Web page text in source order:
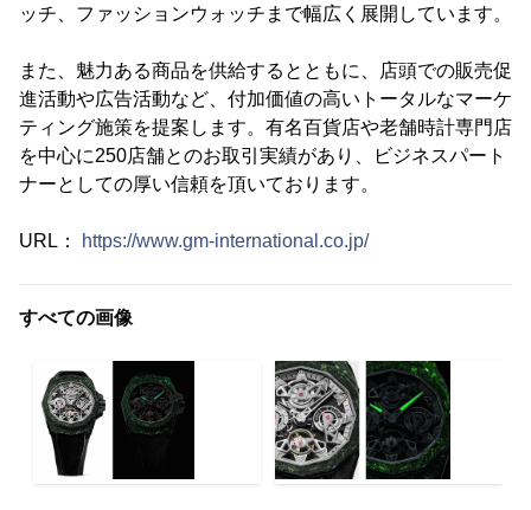
ッチ、ファッションウォッチまで幅広く展開しています。
また、魅力ある商品を供給するとともに、店頭での販売促
進活動や広告活動など、付加価値の高いトータルなマーケ
ティング施策を提案します。有名百貨店や老舗時計専門店
を中心に250店舗とのお取引実績があり、ビジネスパート
ナーとしての厚い信頼を頂いております。
URL： https://www.gm-international.co.jp/
すべての画像